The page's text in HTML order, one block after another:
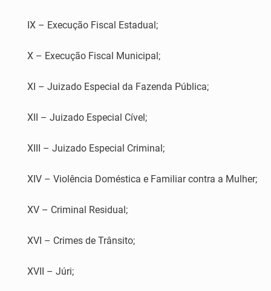
IX – Execução Fiscal Estadual;
X – Execução Fiscal Municipal;
XI – Juizado Especial da Fazenda Pública;
XII – Juizado Especial Cível;
XIII – Juizado Especial Criminal;
XIV – Violência Doméstica e Familiar contra a Mulher;
XV – Criminal Residual;
XVI – Crimes de Trânsito;
XVII – Júri;